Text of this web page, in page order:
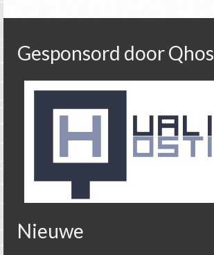
Gesponsord door
Nieuwe